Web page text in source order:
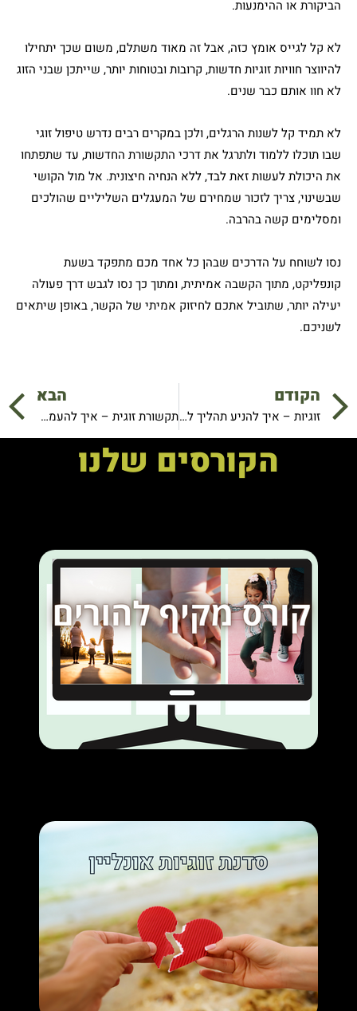
הביקורת או ההימנעות.
לא קל לגייס אומץ כזה, אבל זה מאוד משתלם, משום שכך יתחילו
להיווצר חוויות זוגיות חדשות, קרובות ובטוחות יותר, שייתכן שבני הזוג
לא חוו אותם כבר שנים.
לא תמיד קל לשנות הרגלים, ולכן במקרים רבים נדרש טיפול זוגי
שבו תוכלו ללמוד ולתרגל את דרכי התקשורת החדשות, עד שתפתחו
את היכולת לעשות זאת לבד, ללא הנחיה חיצונית. אל מול הקושי
שבשינוי, צריך לזכור שמחירם של המעגלים השליליים שהולכים
ומסלימים קשה בהרבה.
נסו לשוחח על הדרכים שבהן כל אחד מכם מתפקד בשעת
קונפליקט, מתוך הקשבה אמיתית, ומתוך כך נסו לגבש דרך פעולה
יעילה יותר, שתוביל אתכם לחיזוק אמיתי של הקשר, באופן שיתאים
לשניכם.
קודם
הקודם
זוגיות – איך להניע תהליך לשינוי חיובי?
הבא
תקשורת זוגית – איך להעמיק את התקשורת היום-יומית
הקורסים שלנו